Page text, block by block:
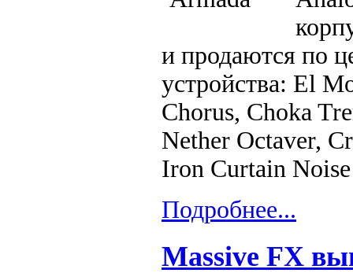
и продаются по
устройства: El
Chorus, Choka
Nether Octaver,
Iron Curtain
Подробнее...
Massive FX